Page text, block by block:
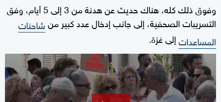
وفوق ذلك كله، هناك حديث عن هدنة من 3 إلى 5 أيام، وفق
التسريبات الصحفية، إلى جانب إدخال عدد كبير منشاحنات
المساعداتإلى غزة.
seconds
of
2